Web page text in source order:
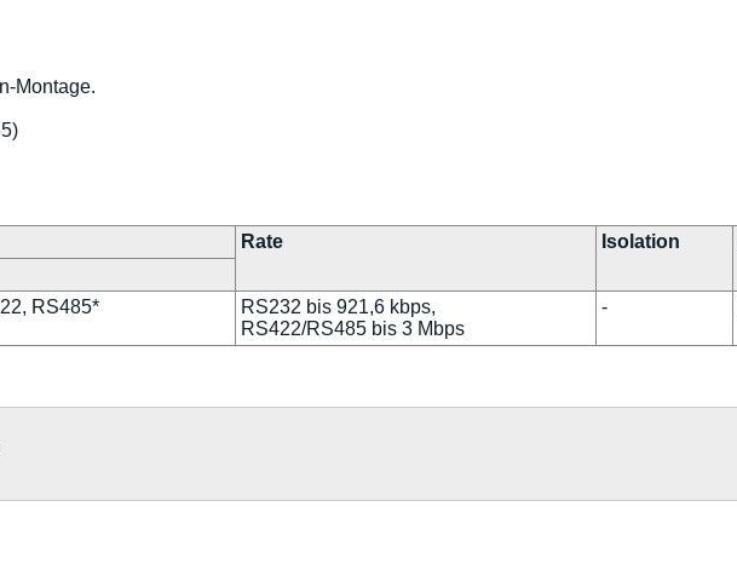
Montage.
Rate Isolation
RS485*
RS232 bis 921,6 kbps,
RS422/RS485 bis 3 Mbps
-